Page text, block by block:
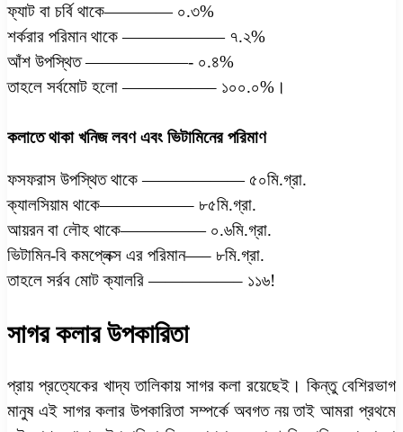
ফ্যাট বা চর্বি থাকে———— ০.৩%
শর্করার পরিমান থাকে —————— ৭.২%
আঁশ উপস্থিত ——————- ০.৪%
তাহলে সর্বমোট হলো —————– ১০০.০%।
কলাতে থাকা খনিজ লবণ এবং ভিটামিনের পরিমাণ
ফসফরাস উপস্থিত থাকে —————— ৫০মি.গ্রা.
ক্যালসিয়াম থাকে—————– ৮৫মি.গ্রা.
আয়রন বা লৌহ থাকে————— ০.৬মি.গ্রা.
ভিটামিন-বি কমপ্লেক্স এর পরিমান—– ৮মি.গ্রা.
তাহলে সর্রব মোট ক্যালরি —————– ১১৬!
সাগর কলার উপকারিতা
প্রায় প্রত্যেকের খাদ্য তালিকায় সাগর কলা রয়েছেই। কিন্তু বেশিরভাগ
মানুষ এই সাগর কলার উপকারিতা সম্পর্কে অবগত নয় তাই আমরা প্রথমে